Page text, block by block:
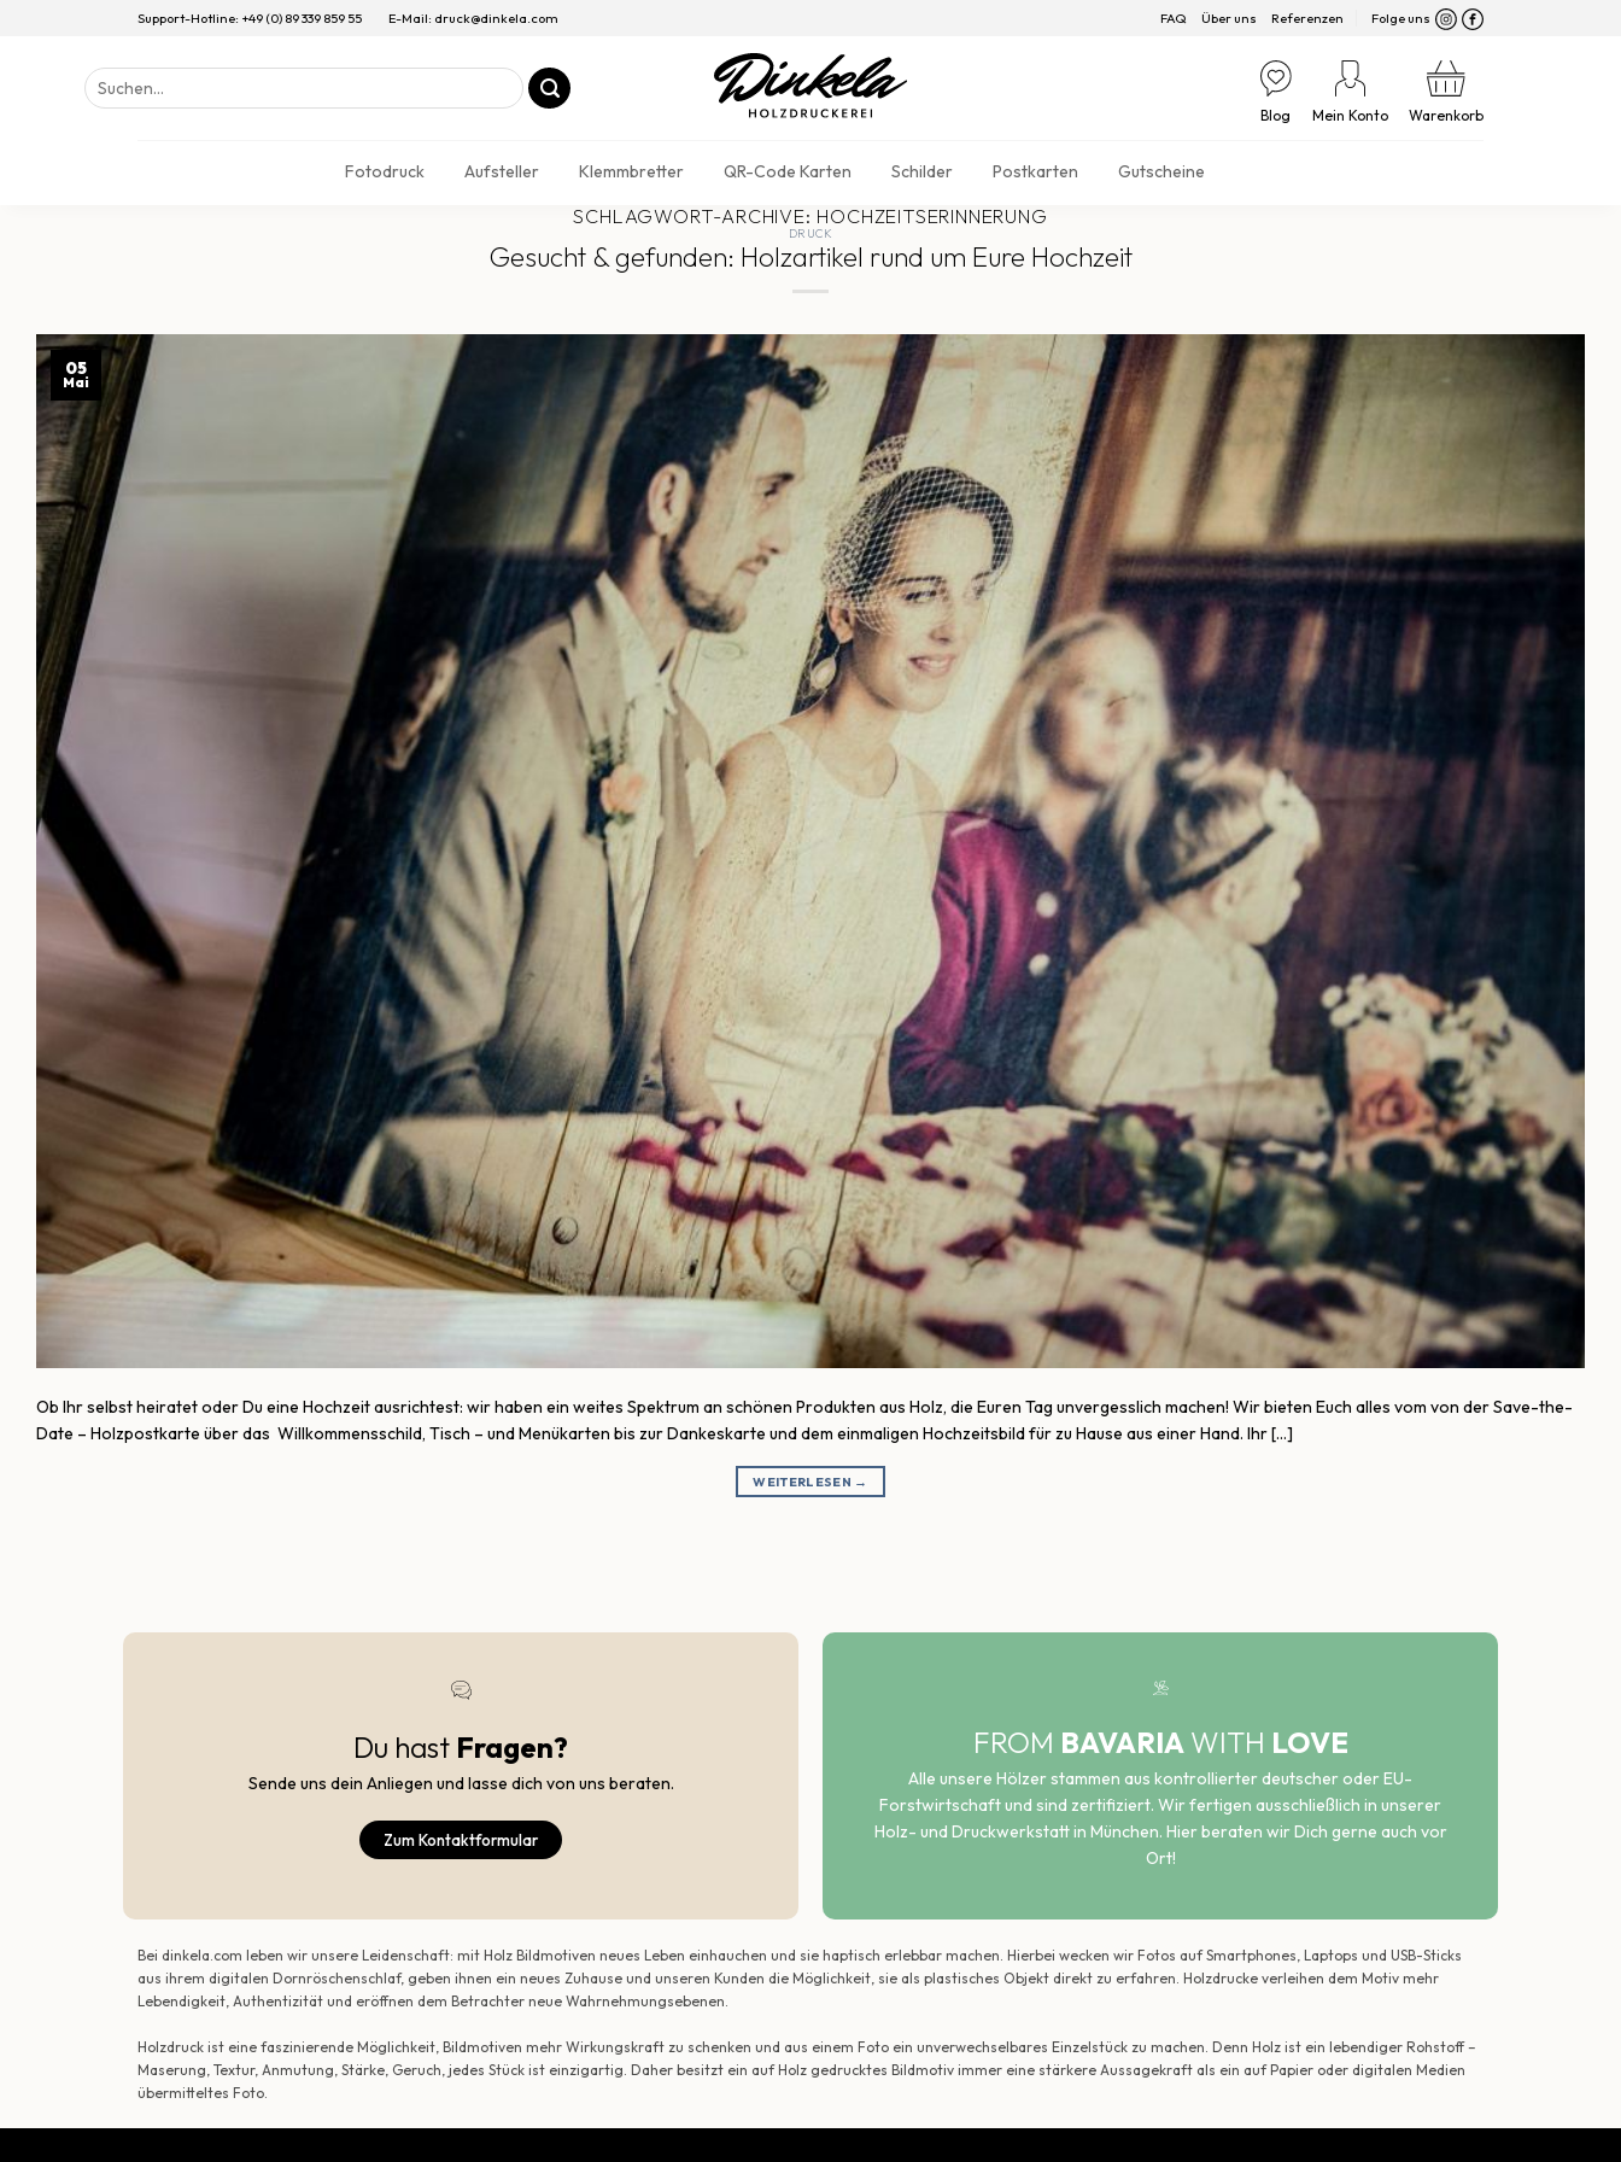
Support-Hotline: +49 (0) 89 339 859 55 E-Mail: druck@dinkela.com FAQ Über uns Referenzen Folge uns
Suchen
nach:
Blog Mein Konto Warenkorb
Fotodruck Aufsteller Klemmbretter QR-Code Karten Schilder Postkarten Gutscheine
SCHLAGWORT-ARCHIVE: HOCHZEITSERINNERUNG
DRUCK
Gesucht & gefunden: Holzartikel rund um Eure Hochzeit
05
Mai
Ob Ihr selbst heiratet oder Du eine Hochzeit ausrichtest: wir haben ein weites Spektrum an schönen Produkten aus Holz, die Euren Tag unvergesslich machen! Wir bieten Euch alles vom von der Save-the-
Date – Holzpostkarte über das Willkommensschild, Tisch – und Menükarten bis zur Dankeskarte und dem einmaligen Hochzeitsbild für zu Hause aus einer Hand. Ihr […]
WEITERLESEN →
Du hast Fragen?
Sende uns dein Anliegen und lasse dich von uns beraten.
Zum Kontaktformular
FROM BAVARIAWITH LOVE
Alle unsere Hölzer stammen aus kontrollierter deutscher oder EU-
Forstwirtschaft und sind zertifiziert. Wir fertigen ausschließlich in unserer
Holz- und Druckwerkstatt in München. Hier beraten wir Dich gerne auch vor
Ort!
Bei dinkela.com leben wir unsere Leidenschaft: mit Holz Bildmotiven neues Leben einhauchen und sie haptisch erlebbar machen. Hierbei wecken wir Fotos auf Smartphones, Laptops und USB-Sticks
aus ihrem digitalen Dornröschenschlaf, geben ihnen ein neues Zuhause und unseren Kunden die Möglichkeit, sie als plastisches Objekt direkt zu erfahren. Holzdrucke verleihen dem Motiv mehr
Lebendigkeit, Authentizität und eröffnen dem Betrachter neue Wahrnehmungsebenen.
Holzdruck ist eine faszinierende Möglichkeit, Bildmotiven mehr Wirkungskraft zu schenken und aus einem Foto ein unverwechselbares Einzelstück zu machen. Denn Holz ist ein lebendiger Rohstoff –
Maserung, Textur, Anmutung, Stärke, Geruch, jedes Stück ist einzigartig. Daher besitzt ein auf Holz gedrucktes Bildmotiv immer eine stärkere Aussagekraft als ein auf Papier oder digitalen Medien
übermitteltes Foto.